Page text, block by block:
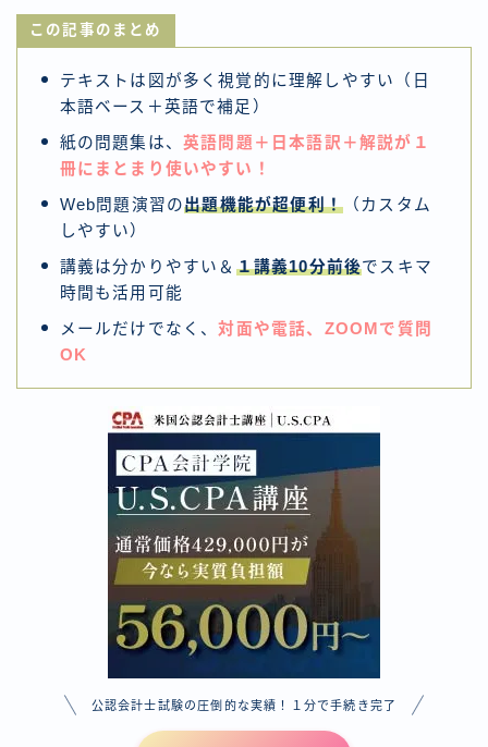
この記事のまとめ
テキストは図が多く視覚的に理解しやすい（日
本語ベース＋英語で補足）
紙の問題集は、 英語問題＋日本語訳＋解説が１
冊にまとまり使いやすい！
Web問題演習の出題機能が超便利！（カスタム
しやすい）
講義は分かりやすい＆ １講義10分前後でスキマ
時間も活用可能
メールだけでなく、対面や電話、ZOOMで質問
OK
公認会計士試験の圧倒的な実績！１分で手続き完了